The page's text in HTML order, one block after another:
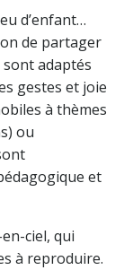
d’enfant…
de partager
adaptés
gestes et joie
à thèmes
ou
et
ciel, qui
à reproduire.